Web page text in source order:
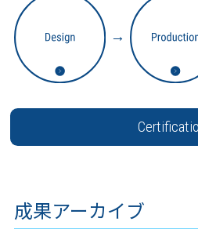
→
成果アーカイブ